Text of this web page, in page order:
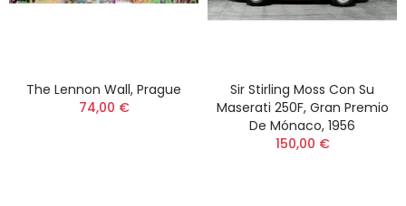
The Lennon Wall, Prague
74,00 €
Sir Stirling Moss Con Su
Maserati 250F, Gran Premio
De Mónaco, 1956
150,00 €